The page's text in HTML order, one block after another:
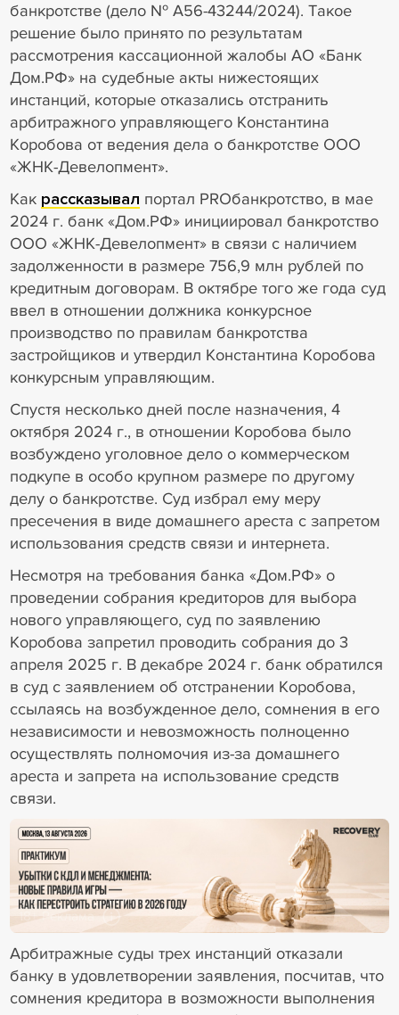
банкротстве (дело № А56-43244/2024). Такое
решение было принято по результатам
рассмотрения кассационной жалобы АО «Банк
Дом.РФ» на судебные акты нижестоящих
инстанций, которые отказались отстранить
арбитражного управляющего Константина
Коробова от ведения дела о банкротстве ООО
«ЖНК-Девелопмент».
Как рассказывал портал PROбанкротство, в мае
2024 г. банк «Дом.РФ» инициировал банкротство
ООО «ЖНК-Девелопмент» в связи с наличием
задолженности в размере 756,9 млн рублей по
кредитным договорам. В октябре того же года суд
ввел в отношении должника конкурсное
производство по правилам банкротства
застройщиков и утвердил Константина Коробова
конкурсным управляющим.
Спустя несколько дней после назначения, 4
октября 2024 г., в отношении Коробова было
возбуждено уголовное дело о коммерческом
подкупе в особо крупном размере по другому
делу о банкротстве. Суд избрал ему меру
пресечения в виде домашнего ареста с запретом
использования средств связи и интернета.
Несмотря на требования банка «Дом.РФ» о
проведении собрания кредиторов для выбора
нового управляющего, суд по заявлению
Коробова запретил проводить собрания до 3
апреля 2025 г. В декабре 2024 г. банк обратился
в суд с заявлением об отстранении Коробова,
ссылаясь на возбужденное дело, сомнения в его
независимости и невозможность полноценно
осуществлять полномочия из-за домашнего
ареста и запрета на использование средств
связи.
18+ Реклама
Арбитражные суды трех инстанций отказали
банку в удовлетворении заявления, посчитав, что
сомнения кредитора в возможности выполнения